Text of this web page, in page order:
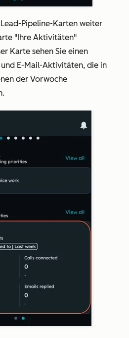
Lead-Pipeline-Karten weiter
"Ihre Aktivitäten"
Karte sehen Sie einen
E-Mail-Aktivitäten, die in
der Vorwoche